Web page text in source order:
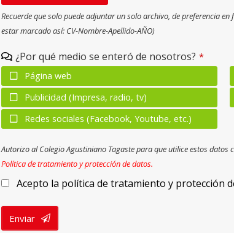
Recuerde que solo puede adjuntar un solo archivo, de preferencia
estar marcado así: CV-Nombre-Apellido-AÑO)
¿Por qué medio se enteró de nosotros? *
Página web
Publicidad (Impresa, radio, tv)
Redes sociales (Facebook, Youtube, etc.)
Autorizo al Colegio Agustiniano Tagaste para que utilice estos
Política de tratamiento y protección de datos.
Acepto la política de tratamiento y protección
Enviar